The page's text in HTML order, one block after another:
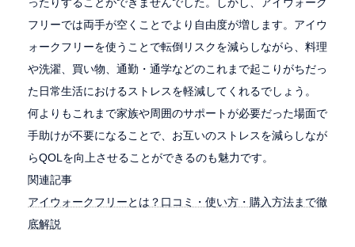
ったりすることができませんでした。しかし、アイウォーク
フリーでは両手が空くことでより自由度が増します。アイウ
ォークフリーを使うことで転倒リスクを減らしながら、料理
や洗濯、買い物、通勤・通学などのこれまで起こりがちだっ
た日常生活におけるストレスを軽減してくれるでしょう。
何よりもこれまで家族や周囲のサポートが必要だった場面で
手助けが不要になることで、お互いのストレスを減らしなが
らQOLを向上させることができるのも魅力です。
関連記事
アイウォークフリーとは？口コミ・使い方・購入方法まで徹
底解説